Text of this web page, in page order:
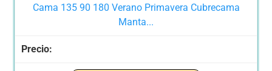
Cama 135 90 180 Verano Primavera Cubrecama
Manta...